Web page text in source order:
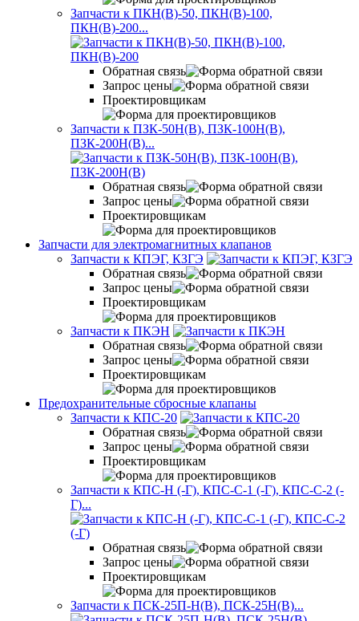
Запчасти к ПКН(В)-50, ПКН(В)-100,
ПКН(В)-200...
Обратная связь
Запрос цены
Проектировщикам
Запчасти к ПЗК-50Н(В), ПЗК-100Н(В),
ПЗК-200Н(В)...
Обратная связь
Запрос цены
Проектировщикам
Запчасти для электромагнитных клапанов
Запчасти к КПЭГ, КЗГЭ
Обратная связь
Запрос цены
Проектировщикам
Запчасти к ПКЭН
Обратная связь
Запрос цены
Проектировщикам
Предохранительные сбросные клапаны
Запчасти к КПС-20
Обратная связь
Запрос цены
Проектировщикам
Запчасти к КПС-Н (-Г), КПС-С-1 (-Г), КПС-С-2 (-
Г)...
Обратная связь
Запрос цены
Проектировщикам
Запчасти к ПСК-25П-Н(В), ПСК-25Н(В)...